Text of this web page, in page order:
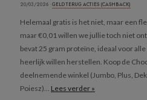
20/03/2026 ·GELD TERUG ACTIES (CASHBACK)
Helemaal gratis is het niet, maar een
maar €0,01 willen we jullie toch niet
bevat 25 gram proteïne, ideaal voor
heerlijk willen herstellen. Koop de
deelnemende winkel (Jumbo, Plus,
Poiesz)... Lees verder »